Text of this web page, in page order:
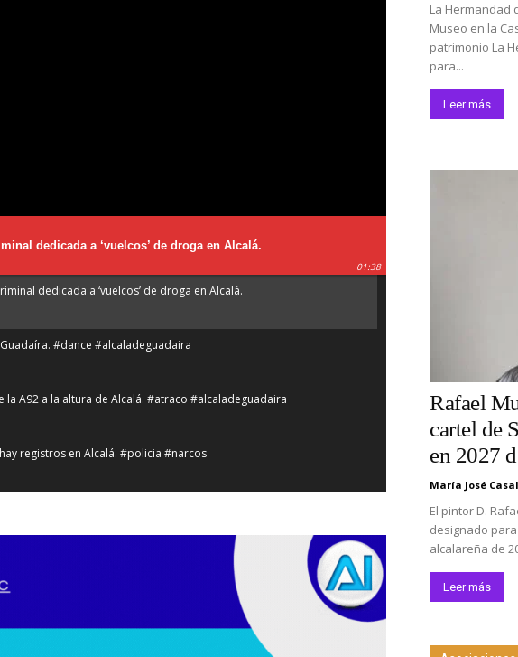
dedicada a ‘vuelcos’ de droga en Alcalá.
01:38
dedicada a ‘vuelcos’ de droga en Alcalá.
#dance #alcaladeguadaira
la A92 a la altura de Alcalá. #atraco #alcaladeguadaira
registros en Alcalá. #policia #narcos
el CEIP San Mateo. #alcaladeguadaira #premios #colegio
La Hermandad
Museo en la
patrimonio La
para...
Leer más
Rafael
cartel de
en 2027
María José Casal
El pintor D.
designado
alcalareña de
Leer más